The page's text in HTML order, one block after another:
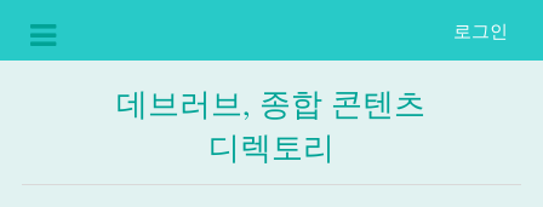
로그인
데브러브, 종합 콘텐츠
디렉토리